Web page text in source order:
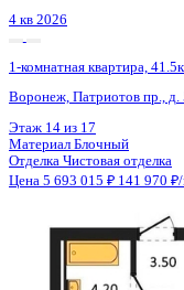
Сдан
1-комнатная
Воронеж, Антонова-